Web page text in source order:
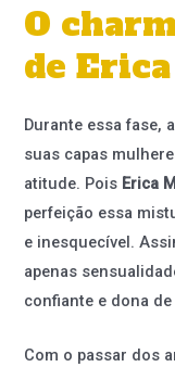
O
de
Durante essa fase,
suas capas
atitude. Pois Erica
perfeição essa
e inesquecível.
apenas
confiante e dona
Com o passar dos